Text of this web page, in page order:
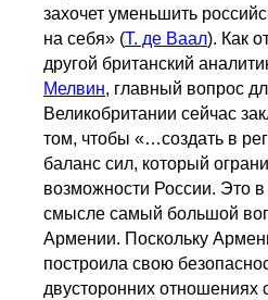
захочет уменьшить
на себя» (Т. де Ваал). Как
другой британский
Мелвин, главный вопрос
Великобритании сейчас
том, чтобы «…создать в
баланс сил, который
возможности России. Это
смысле самый большой
Армении. Поскольку
построила свою
двусторонних отношениях